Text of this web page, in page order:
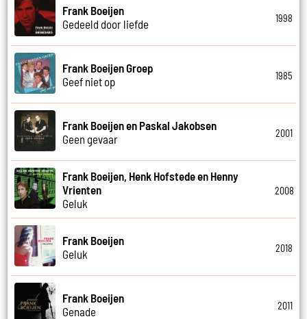
Frank Boeijen
Gedeeld door liefde
1998
Frank Boeijen Groep
Geef niet op
1985
Frank Boeijen en Paskal Jakobsen
Geen gevaar
2001
Frank Boeijen, Henk Hofstede en Henny
Vrienten
Geluk
2008
Frank Boeijen
Geluk
2018
Frank Boeijen
Genade
2011